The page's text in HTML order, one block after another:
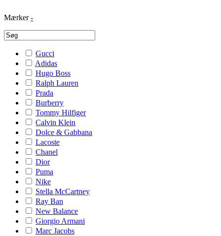
Mærker -
Gucci
Adidas
Hugo Boss
Ralph Lauren
Prada
Burberry
Tommy Hilfiger
Calvin Klein
Dolce & Gabbana
Lacoste
Chanel
Dior
Puma
Nike
Stella McCartney
Ray Ban
New Balance
Giorgio Armani
Marc Jacobs